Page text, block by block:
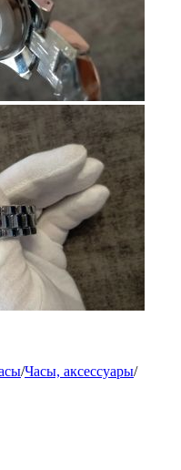
/Часы, аксессуары/